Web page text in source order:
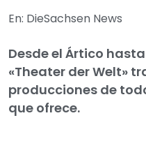
En: DieSachsen News
Desde el Ártico
«Theater der Welt»
producciones de
que ofrece.